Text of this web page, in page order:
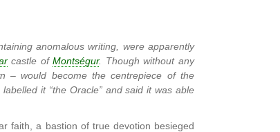
anomalous writing, were apparently
castle ofMontségur. Though without any
– would become the centrepiece of the
it “the Oracle” and said it was able
faith, a bastion of true devotion besieged